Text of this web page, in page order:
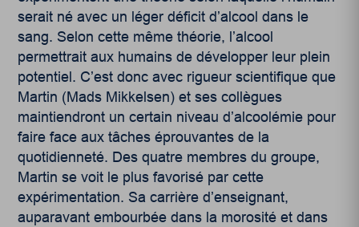
serait né avec un léger déficit d’alcool dans le
sang. Selon cette même théorie, l’alcool
permettrait aux humains de développer leur plein
potentiel. C’est donc avec rigueur scientifique que
Martin (Mads Mikkelsen) et ses collègues
maintiendront un certain niveau d’alcoolémie pour
faire face aux tâches éprouvantes de la
quotidienneté. Des quatre membres du groupe,
Martin se voit le plus favorisé par cette
expérimentation. Sa carrière d’enseignant,
auparavant embourbée dans la morosité et dans